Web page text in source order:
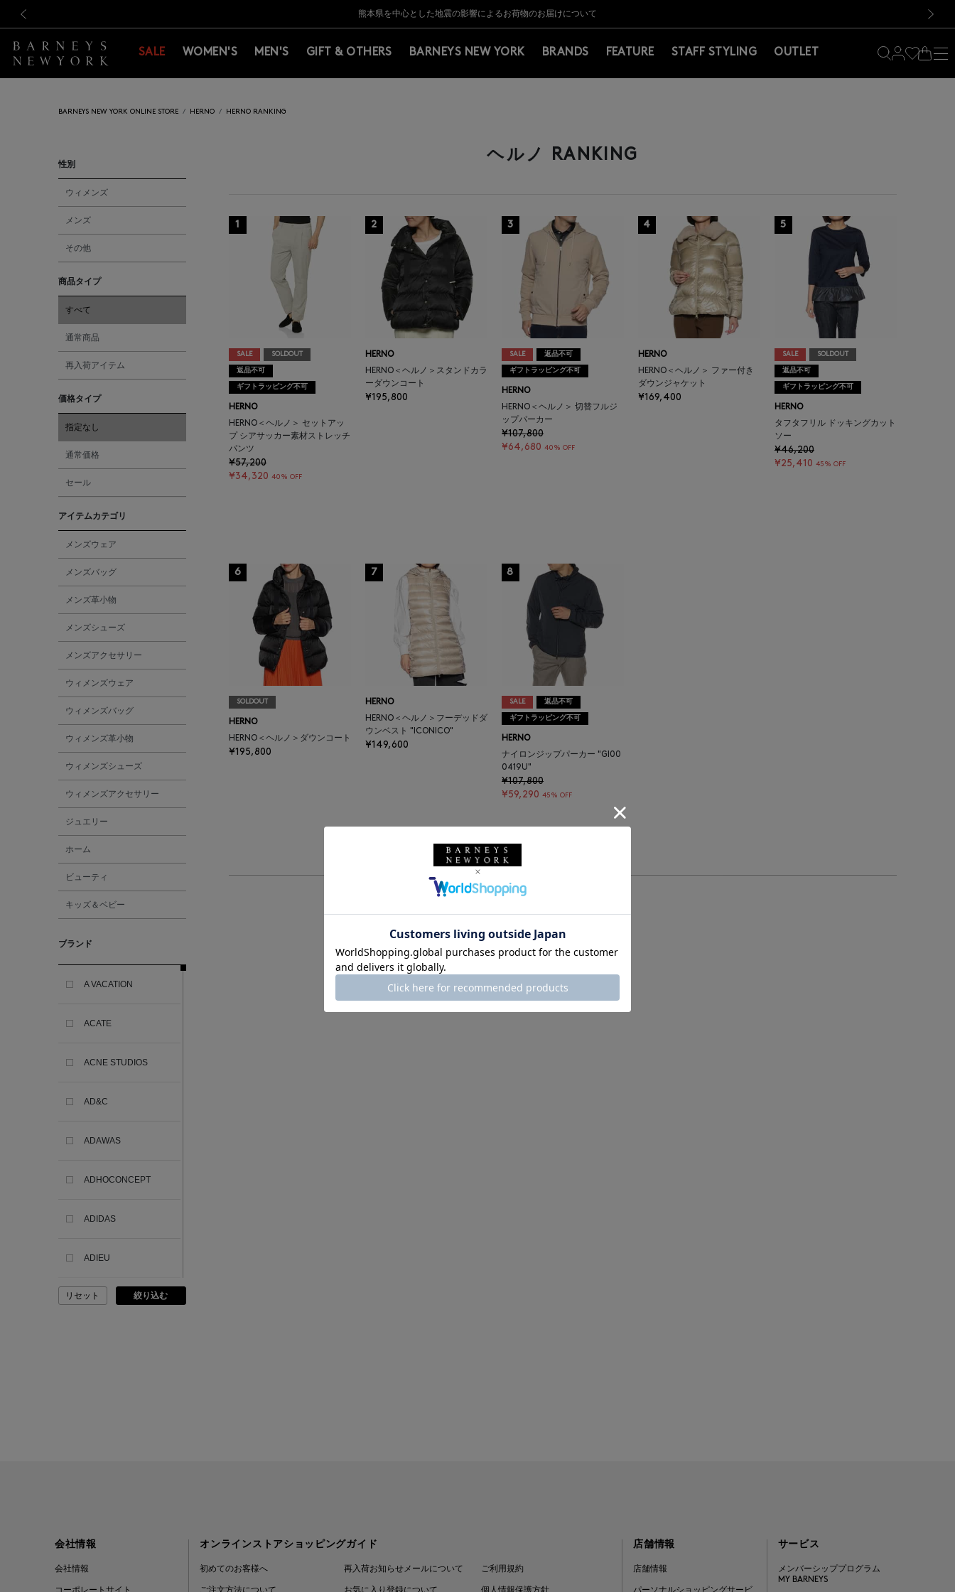
新規登録のお客様も対象！＜MY BARNEYS＞会員のお客様は11,000円（税込）以上のお買上げで常時送料無料！お買い物の際は会員登録を！
【夏季休業に伴う返品・交換承り一時停止のお知らせ】（2026.8.5）
熊本県を中心とした地震の影響によるお荷物のお届けについて
【開催中】SUMMER SALEのご案内・ご注意事項
新規登録のお客様も対象！＜MY BARNEYS＞会員のお客様は11,000円（税込）以上のお買上げで常時送料無料！お買い物の際は会員登録を！
【夏季休業に伴う返品・交換承り一時停止のお知らせ】（2026.8.5）
SALE WOMEN'S MEN'S GIFT & OTHERS BARNEYS NEW YORK BRANDS FEATURE STAFF STYLING OUTLET
BARNEYS NEW YORK ONLINE STORE HERNO HERNO RANKING
性別
ウィメンズ
メンズ
その他
商品タイプ
すべて
通常商品
再入荷アイテム
価格タイプ
指定なし
通常価格
セール
アイテムカテゴリ
メンズウェア
メンズバッグ
メンズ革小物
メンズシューズ
メンズアクセサリー
ウィメンズウェア
ウィメンズバッグ
ウィメンズ革小物
ウィメンズシューズ
ウィメンズアクセサリー
ジュエリー
ホーム
ビューティ
キッズ＆ベビー
ブランド
A VACATION
ACATE
ACNE STUDIOS
AD&C
ADAWAS
ADHOCONCEPT
ADIDAS
ADIEU
ADLIN HUE
ALESSANDRO
リセット 絞り込む
ヘルノ RANKING
1
SALE SOLDOUT
返品不可
ギフトラッピング不可
HERNO
HERNO＜ヘルノ＞ セットアッ
プ シアサッカー素材ストレッチ
パンツ
¥57,200
¥34,320 40% OFF
2
HERNO
HERNO＜ヘルノ＞スタンドカラ
ーダウンコート
¥195,800
3
SALE 返品不可
ギフトラッピング不可
HERNO
HERNO＜ヘルノ＞ 切替フルジ
ップパーカー
¥107,800
¥64,680 40% OFF
4
HERNO
HERNO＜ヘルノ＞ ファー付き
ダウンジャケット
¥169,400
5
SALE SOLDOUT
返品不可
ギフトラッピング不可
HERNO
タフタフリル ドッキングカット
ソー
¥46,200
¥25,410 45% OFF
6
SOLDOUT
HERNO
HERNO＜ヘルノ＞ダウンコート
¥195,800
7
HERNO
HERNO＜ヘルノ＞フーデッドダ
ウンベスト "ICONICO"
¥149,600
8
SALE 返品不可
ギフトラッピング不可
HERNO
ナイロンジップパーカー "GI00
0419U"
¥107,800
¥59,290 45% OFF
会社情報
会社情報
オンラインストアショッピングガイド
初めてのお客様へ 再入荷お知らせメールについて ご利用規約
店舗情報
店舗情報
サービス
メンバーシッププログラム
MY BARNEYS